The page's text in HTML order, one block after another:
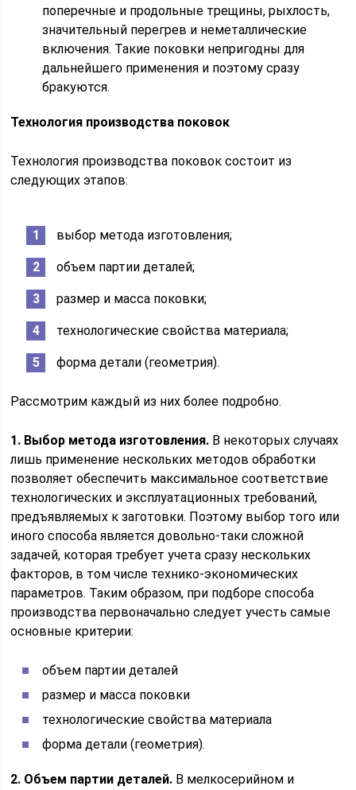
поперечные и продольные трещины, рыхлость,
значительный перегрев и неметаллические
включения. Такие поковки непригодны для
дальнейшего применения и поэтому сразу
бракуются.
Технология производства поковок
Технология производства поковок состоит из
следующих этапов:
выбор метода изготовления;
объем партии деталей;
размер и масса поковки;
технологические свойства материала;
форма детали (геометрия).
Рассмотрим каждый из них более подробно.
1. Выбор метода изготовления. В некоторых случаях
лишь применение нескольких методов обработки
позволяет обеспечить максимальное соответствие
технологических и эксплуатационных требований,
предъявляемых к заготовки. Поэтому выбор того или
иного способа является довольно-таки сложной
задачей, которая требует учета сразу нескольких
факторов, в том числе технико-экономических
параметров. Таким образом, при подборе способа
производства первоначально следует учесть самые
основные критерии:
объем партии деталей
размер и масса поковки
технологические свойства материала
форма детали (геометрия).
2. Объем партии деталей. В мелкосерийном и